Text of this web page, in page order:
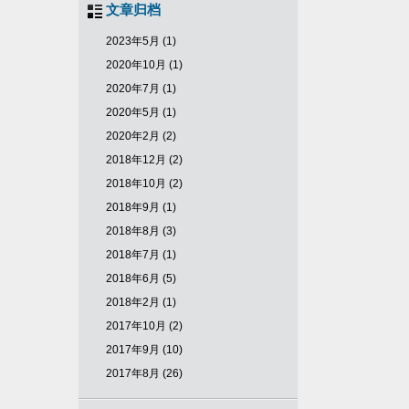
文章归档
2023年5月 (1)
2020年10月 (1)
2020年7月 (1)
2020年5月 (1)
2020年2月 (2)
2018年12月 (2)
2018年10月 (2)
2018年9月 (1)
2018年8月 (3)
2018年7月 (1)
2018年6月 (5)
2018年2月 (1)
2017年10月 (2)
2017年9月 (10)
2017年8月 (26)